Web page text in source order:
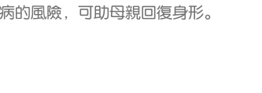
的風險，可助母親回復身形。